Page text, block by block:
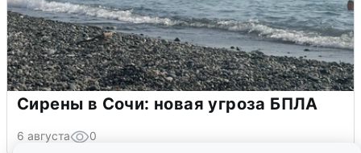
Сирены в Сочи: новая угроза БПЛА
6 августа 0